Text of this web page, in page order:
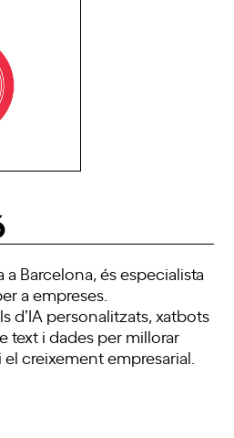
Barcelona, és especialista
a empreses.
d’IA personalitzats, xatbots
text i dades per millorar
creixement empresarial.